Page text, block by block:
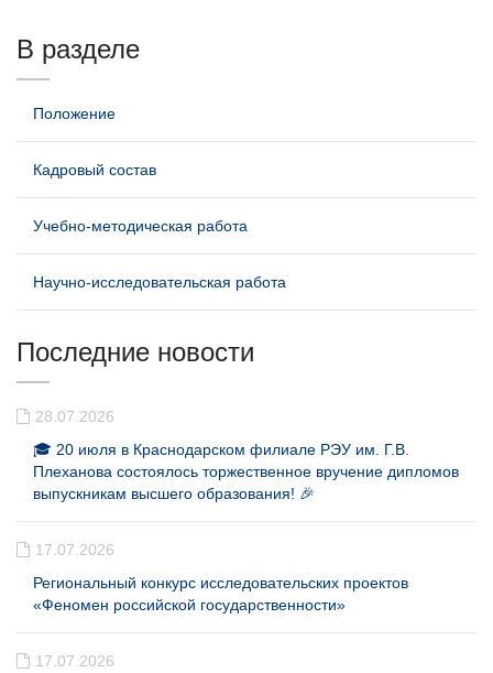
В разделе
Положение
Кадровый состав
Учебно-методическая работа
Научно-исследовательская работа
Последние новости
28.07.2026
🎓 20 июля в Краснодарском филиале РЭУ им. Г.В.
Плеханова состоялось торжественное вручение дипломов
выпускникам высшего образования! 🎉
17.07.2026
Региональный конкурс исследовательских проектов
«Феномен российской государственности»
17.07.2026